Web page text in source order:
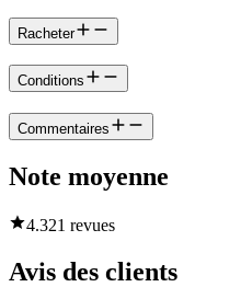
Racheter
Conditions
Commentaires
Note moyenne
4.321 revues
Avis des clients